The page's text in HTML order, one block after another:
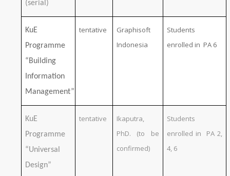
(serial)
KuE
Programme
“Building
Information
Management”
tentative
Graphisoft
Indonesia
Students
enrolled in PA 6
KuE
Programme
“Universal
Design”
tentative
Ikaputra,
PhD. (to be
confirmed)
Students
enrolled in PA 2,
4, 6